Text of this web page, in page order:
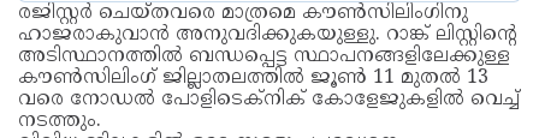
രജിസ്റ്റർ ചെയ്തവരെ മാത്രമെ കൗൺസിലിംഗിനു
ഹാജരാകുവാൻ അനുവദിക്കുകയുള്ളു. റാങ്ക് ലിസ്റ്റിന്റെ
അടിസ്ഥാനത്തിൽ ബന്ധപ്പെട്ട സ്ഥാപനങ്ങളിലേക്കുള്ള
കൗൺസിലിംഗ് ജില്ലാതലത്തിൽ ജൂൺ 11 മുതൽ 13
വരെ നോഡൽ പോളിടെക്നിക് കോളേജുകളിൽ വെച്ച്
നടത്തും.